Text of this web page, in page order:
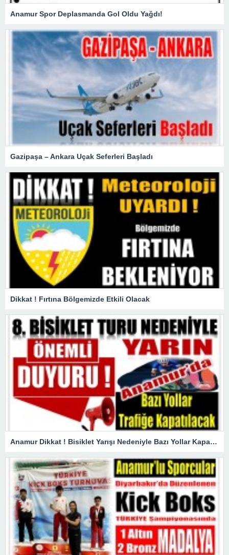
Anamur Spor Deplasmanda Gol Oldu Yağdı!
Gazipaşa – Ankara Uçak Seferleri Başladı
Dikkat ! Fırtına Bölgemizde Etkili Olacak
Anamur Dikkat ! Bisiklet Yarışı Nedeniyle Bazı Yollar Kapanacak